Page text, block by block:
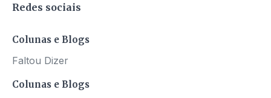
Redes sociais
Colunas e Blogs
Faltou Dizer
Colunas e Blogs